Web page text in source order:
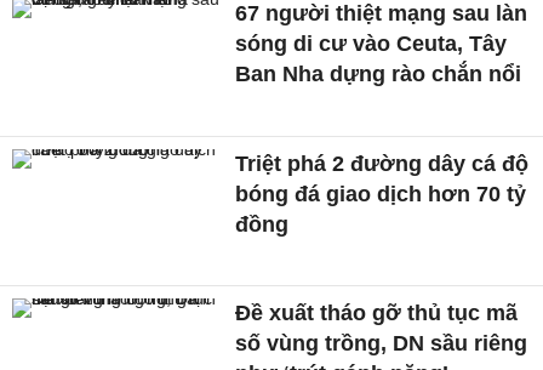
67 người thiệt mạng sau làn
sóng di cư vào Ceuta, Tây
Ban Nha dựng rào chắn nổi
Triệt phá 2 đường dây cá độ
bóng đá giao dịch hơn 70 tỷ
đồng
Đề xuất tháo gỡ thủ tục mã
số vùng trồng, DN sầu riêng